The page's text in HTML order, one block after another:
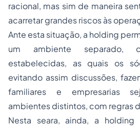
racional, mas sim de maneira
acarretar grandes riscos às
Ante esta situação, a holding
um ambiente separado,
estabelecidas, as quais os
evitando assim discussões,
familiares e empresarias
ambientes distintos, com regras
Nesta seara, ainda, a